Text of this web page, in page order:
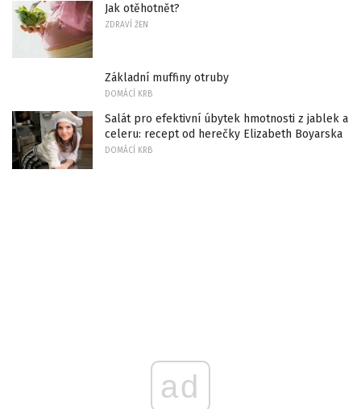
Jak otěhotnět?
ZDRAVÍ ŽEN
Základní muffiny otruby
DOMÁCÍ KRB
Salát pro efektivní úbytek hmotnosti z jablek a
celeru: recept od herečky Elizabeth Boyarska
DOMÁCÍ KRB
ad